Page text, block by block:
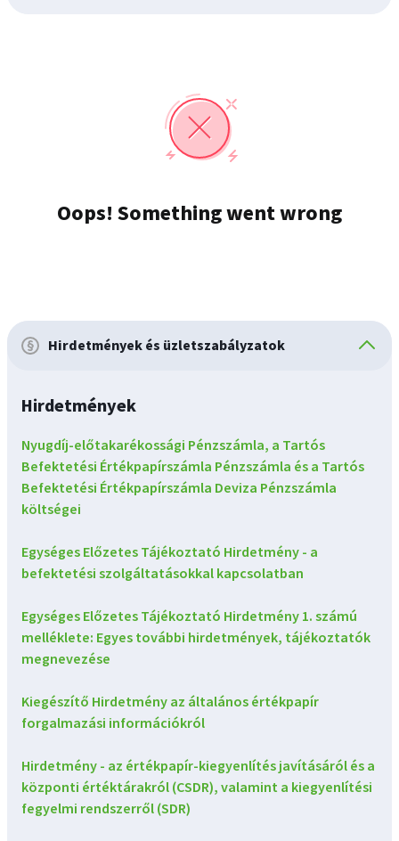
Hirdetmények és üzletszabályzatok
Hirdetmények
Nyugdíj-előtakarékossági Pénzszámla, a Tartós
Befektetési Értékpapírszámla Pénzszámla és a Tartós
Befektetési Értékpapírszámla Deviza Pénzszámla
költségei
Egységes Előzetes Tájékoztató Hirdetmény - a
befektetési szolgáltatásokkal kapcsolatban
Egységes Előzetes Tájékoztató Hirdetmény 1. számú
melléklete: Egyes további hirdetmények, tájékoztatók
megnevezése
Kiegészítő Hirdetmény az általános értékpapír
forgalmazási információkról
Hirdetmény - az értékpapír-kiegyenlítés javításáról és a
központi értéktárakról (CSDR), valamint a kiegyenlítési
fegyelmi rendszerről (SDR)